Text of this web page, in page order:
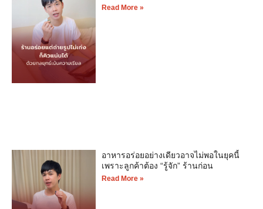
Read More »
อาหารอร่อยอย่างเดียวอาจไม่พอในยุคนี้
เพราะลูกค้าต้อง “รู้จัก” ร้านก่อน
Read More »